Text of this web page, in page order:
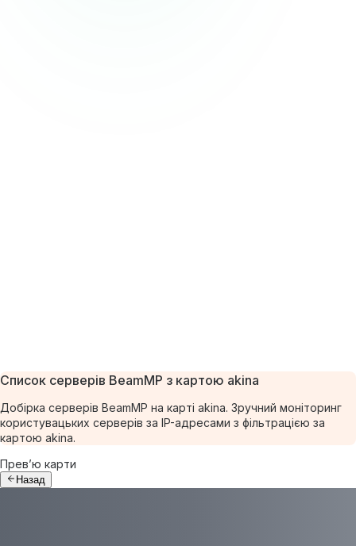
Список серверів BeamMP з картою akina
Добірка серверів BeamMP на карті akina. Зручний моніторинг
користувацьких серверів за IP-адресами з фільтрацією за
картою akina.
Прев’ю карти
Назад